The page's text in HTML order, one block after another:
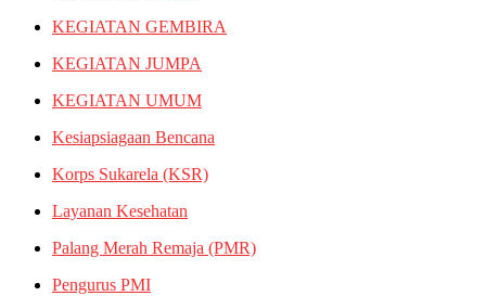
KEGIATAN GEMBIRA
KEGIATAN JUMPA
KEGIATAN UMUM
Kesiapsiagaan Bencana
Korps Sukarela (KSR)
Layanan Kesehatan
Palang Merah Remaja (PMR)
Pengurus PMI